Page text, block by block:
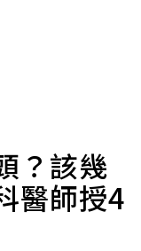
？該幾
醫師授4